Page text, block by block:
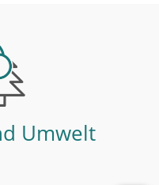
Umwelt